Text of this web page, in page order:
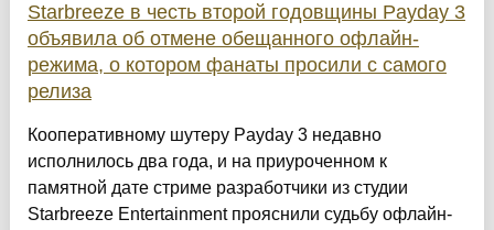
Starbreeze в честь второй годовщины Payday 3
объявила об отмене обещанного офлайн-
режима, о котором фанаты просили с самого
релиза
Кооперативному шутеру Payday 3 недавно
исполнилось два года, и на приуроченном к
памятной дате стриме разработчики из студии
Starbreeze Entertainment прояснили судьбу офлайн-